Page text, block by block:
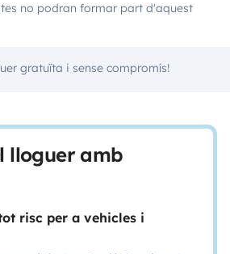
no podran formar part d'aquest
gratuïta i sense compromís!
lloguer amb
risc per a vehicles i